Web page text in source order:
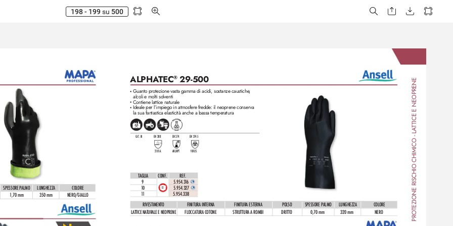
198 - 199 su 500
SPESSORE PALMO LUNGHEZZA COLORE
1,70 mm 350 mm NERO/GIALLO
PRO
TEZIONE RISCHIO CHIMICO - L
A
T
TICE E NEOPRENE
• Guanto protezione vasta gamma di acidi, sostanze caustiche,
alcoli e molti solventi
• Contiene lattice naturale
• Ideale per l’impiego in atmosfere fredde: il neoprene conserva
la sua fantastica elasticità anche a bassa temperatura
CAT. III EN 388
2101A
EN 374
AKLNPT
EN 374-5
VIRUS
ALPHATEC® 29-500
TAGLIA CONF. REF.
9
12
5.954.316
10
5.954.327
11
5.954.338
RIVESTIMENTO
FINITURA INTERNA FINITURA ESTERNA POLSO SPESSORE PALMO LUNGHEZZA
COLORE
LATTICE NATURALE E NEOPRENE FLOCCATURA COTONE STRUTTURA A ROMBI DRITTO 0,70 mm 320 mm NERO